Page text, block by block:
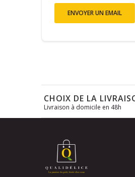
ENVOYER UN EMAIL
CHOIX DE LA
Livraison à domicile en 48h